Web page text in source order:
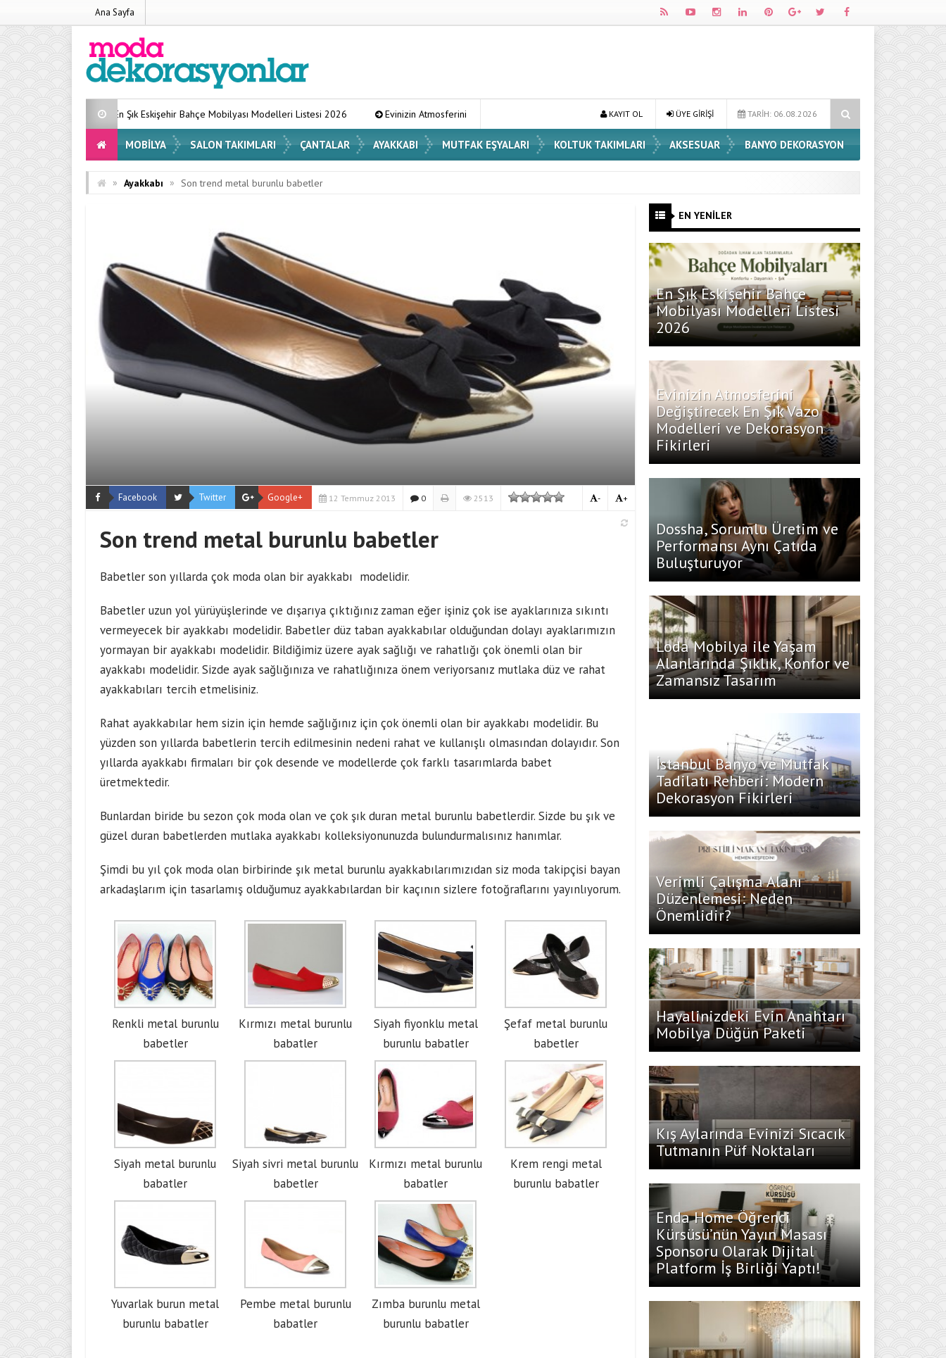
Ana Sayfa
En Şık Eskişehir Bahçe Mobilyası Modelleri Listesi 2026 Evinizin Atmosferini Değiştirecek En Şık Vazo Modelleri ve Dekorasyon Fikirleri Dossha, Sorumlu Üretim ve Performansı Aynı Çatıda Buluşturuyor
TARİH: 06.08.2026
ÜYE GİRİŞİ
KAYIT OL
MOBILYA SALON TAKIMLARI ÇANTALAR AYAKKABI MUTFAK EŞYALARI KOLTUK TAKIMLARI AKSESUAR BANYO DEKORASYON
» Ayakkabı » Son trend metal burunlu babetler
Facebook Twitter Google+ 12 Temmuz 2013 0 2513 +
-
Son trend metal burunlu babetler
Babetler son yıllarda çok moda olan bir ayakkabı modelidir.
Babetler uzun yol yürüyüşlerinde ve dışarıya çıktığınız zaman eğer işiniz çok ise ayaklarınıza sıkıntı
vermeyecek bir ayakkabı modelidir. Babetler düz taban ayakkabılar olduğundan dolayı ayaklarımızın
yormayan bir ayakkabı modelidir. Bildiğimiz üzere ayak sağlığı ve rahatlığı çok önemli olan bir
ayakkabı modelidir. Sizde ayak sağlığınıza ve rahatlığınıza önem veriyorsanız mutlaka düz ve rahat
ayakkabıları tercih etmelisiniz.
Rahat ayakkabılar hem sizin için hemde sağlığınız için çok önemli olan bir ayakkabı modelidir. Bu
yüzden son yıllarda babetlerin tercih edilmesinin nedeni rahat ve kullanışlı olmasından dolayıdır. Son
yıllarda ayakkabı firmaları bir çok desende ve modellerde çok farklı tasarımlarda babet
üretmektedir.
Bunlardan biride bu sezon çok moda olan ve çok şık duran metal burunlu babetlerdir. Sizde bu şık ve
güzel duran babetlerden mutlaka ayakkabı kolleksiyonunuzda bulundurmalısınız hanımlar.
Şimdi bu yıl çok moda olan birbirinde şık metal burunlu ayakkabılarımızıdan siz moda takipçisi bayan
arkadaşlarım için tasarlamış olduğumuz ayakkabılardan bir kaçının sizlere fotoğraflarını yayınlıyorum.
Renkli metal burunlu
babetler
Kırmızı metal burunlu
babatler
Siyah fiyonklu metal
burunlu babatler
Şefaf metal burunlu
babetler
Siyah metal burunlu
babatler
Siyah sivri metal burunlu
babetler
Kırmızı metal burunlu
babatler
Krem rengi metal
burunlu babatler
Yuvarlak burun metal
burunlu babatler
Pembe metal burunlu
babatler
Zımba burunlu metal
burunlu babatler
EN YENİLER
En Şık Eskişehir Bahçe
Mobilyası Modelleri Listesi
2026
Evinizin Atmosferini
Değiştirecek En Şık Vazo
Modelleri ve Dekorasyon
Fikirleri
Dossha, Sorumlu Üretim ve
Performansı Aynı Çatıda
Buluşturuyor
Loda Mobilya ile Yaşam
Alanlarında Şıklık, Konfor ve
Zamansız Tasarım
İstanbul Banyo ve Mutfak
Tadilatı Rehberi: Modern
Dekorasyon Fikirleri
Verimli Çalışma Alanı
Düzenlemesi: Neden
Önemlidir?
Hayalinizdeki Evin Anahtarı
Mobilya Düğün Paketi
Kış Aylarında Evinizi Sıcacık
Tutmanın Püf Noktaları
Enda Home Öğrenci
Kürsüsü’nün Yayın Masası
Sponsoru Olarak Dijital
Platform İş Birliği Yaptı!